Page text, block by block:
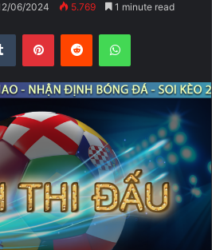
06/2024 5.769 1 minute read
Tumblr PinterestReddit WhatsApp